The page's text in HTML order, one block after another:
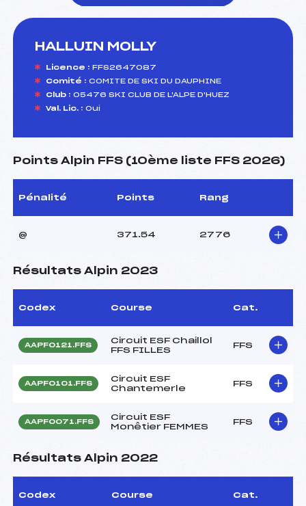
HALLUIN MOLLY
Licence : FFS2647087
Comité : COMITE DE SKI DU DAUPHINE
Club : 05476 SKI CLUB DE L'ALPE D'HUEZ
Val. Lic. : Oui
Points Alpin FFS (10ème liste FFS 2026)
Pénalité Points Rang
@ 371.54 2776
Résultats Alpin 2023
Codex Course Cat.
AAPF0121.FFS
Circuit ESF Chaillol
FFS FILLES
FFS
AAPF0101.FFS
Circuit ESF
Chantemerle
FFS
AAPF0071.FFS
Circuit ESF
Monêtier FEMMES
FFS
Résultats Alpin 2022
Codex Course Cat.